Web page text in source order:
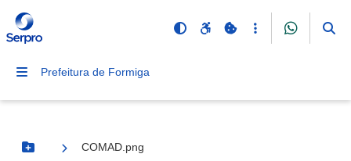
Prefeitura de Formiga
Botão Menu
COMAD.png